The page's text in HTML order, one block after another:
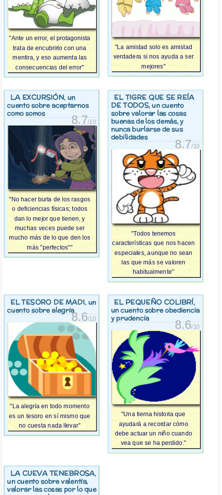
"Ante un error, el protagonista
trata de encubrirlo con una
mentira, y eso aumenta las
consecuencias del error"
"La amistad solo es amistad
verdadera si nos ayuda a ser
mejores"
LA EXCURSIÓN, un
cuento sobre aceptarnos
como somos
8.7/10
"No hacer burla de los rasgos
o deficiencias físicas; todos
dan lo mejor que tienen, y
muchas veces puede ser
mucho más de lo que den los
más "perfectos""
EL TIGRE QUE SE REÍA
DE TODOS, un cuento
sobre valorar las cosas
buenas de los demás, y
nunca burlarse de sus
debilidades
8.7/10
"Todos tenemos
características que nos hacen
especiales, aunque no sean
las que más se valoren
habitualmente"
EL TESORO DE MADI, un
cuento sobre alegría
8.6/10
"La alegría en todo momento
es un tesoro en sí mismo que
no cuesta nada llevar"
EL PEQUEÑO COLIBRÍ,
un cuento sobre obediencia
y prudencia
8.6/10
"Una tierna historia que
ayudará a recordar cómo
debe actuar un niño cuando
vea que se ha perdido."
LA CUEVA TENEBROSA,
un cuento sobre valentía,
valorar las cosas por lo que